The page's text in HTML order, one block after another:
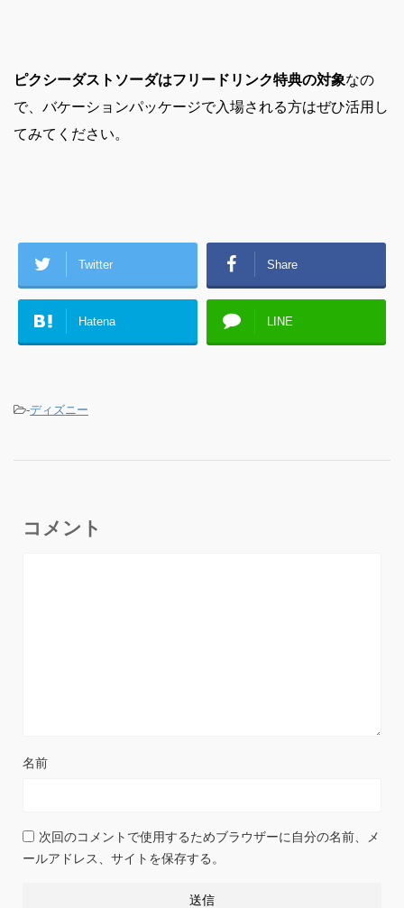
ピクシーダストソーダはフリードリンク特典の対象なの
で、バケーションパッケージで入場される方はぜひ活用し
てみてください。
Twitter Share
Hatena LINE
-ディズニー
コメント
名前
次回のコメントで使用するためブラウザーに自分の名前、メ
ールアドレス、サイトを保存する。